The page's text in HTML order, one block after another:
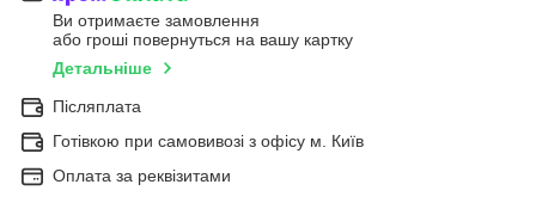
Ви отримаєте замовлення
або гроші повернуться на вашу картку
Детальніше
Післяплата
Готівкою при самовивозі з офісу м. Київ
Оплата за реквізитами